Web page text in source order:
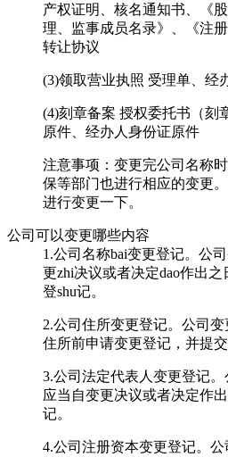
产权证明、核名通知书、《
理、监事成员名录》、《注
转让协议
(3)领取营业执照 受理单、经
(4)刻章备案 授权委托书（刻
原件、经办人身份证原件
注意事项：变更完公司名称
保等部门也进行相应的变更
进行变更一下。
公司可以变更哪些内容
1.公司名称bai变更登记。公
更zhi决议或者决定dao作出之
登shu记。
2.公司住所变更登记。公司
住所前申请变更登记，并提
3.公司法定代表人变更登记。
应当自变更决议或者决定作
记。
4.公司注册资本变更登记。